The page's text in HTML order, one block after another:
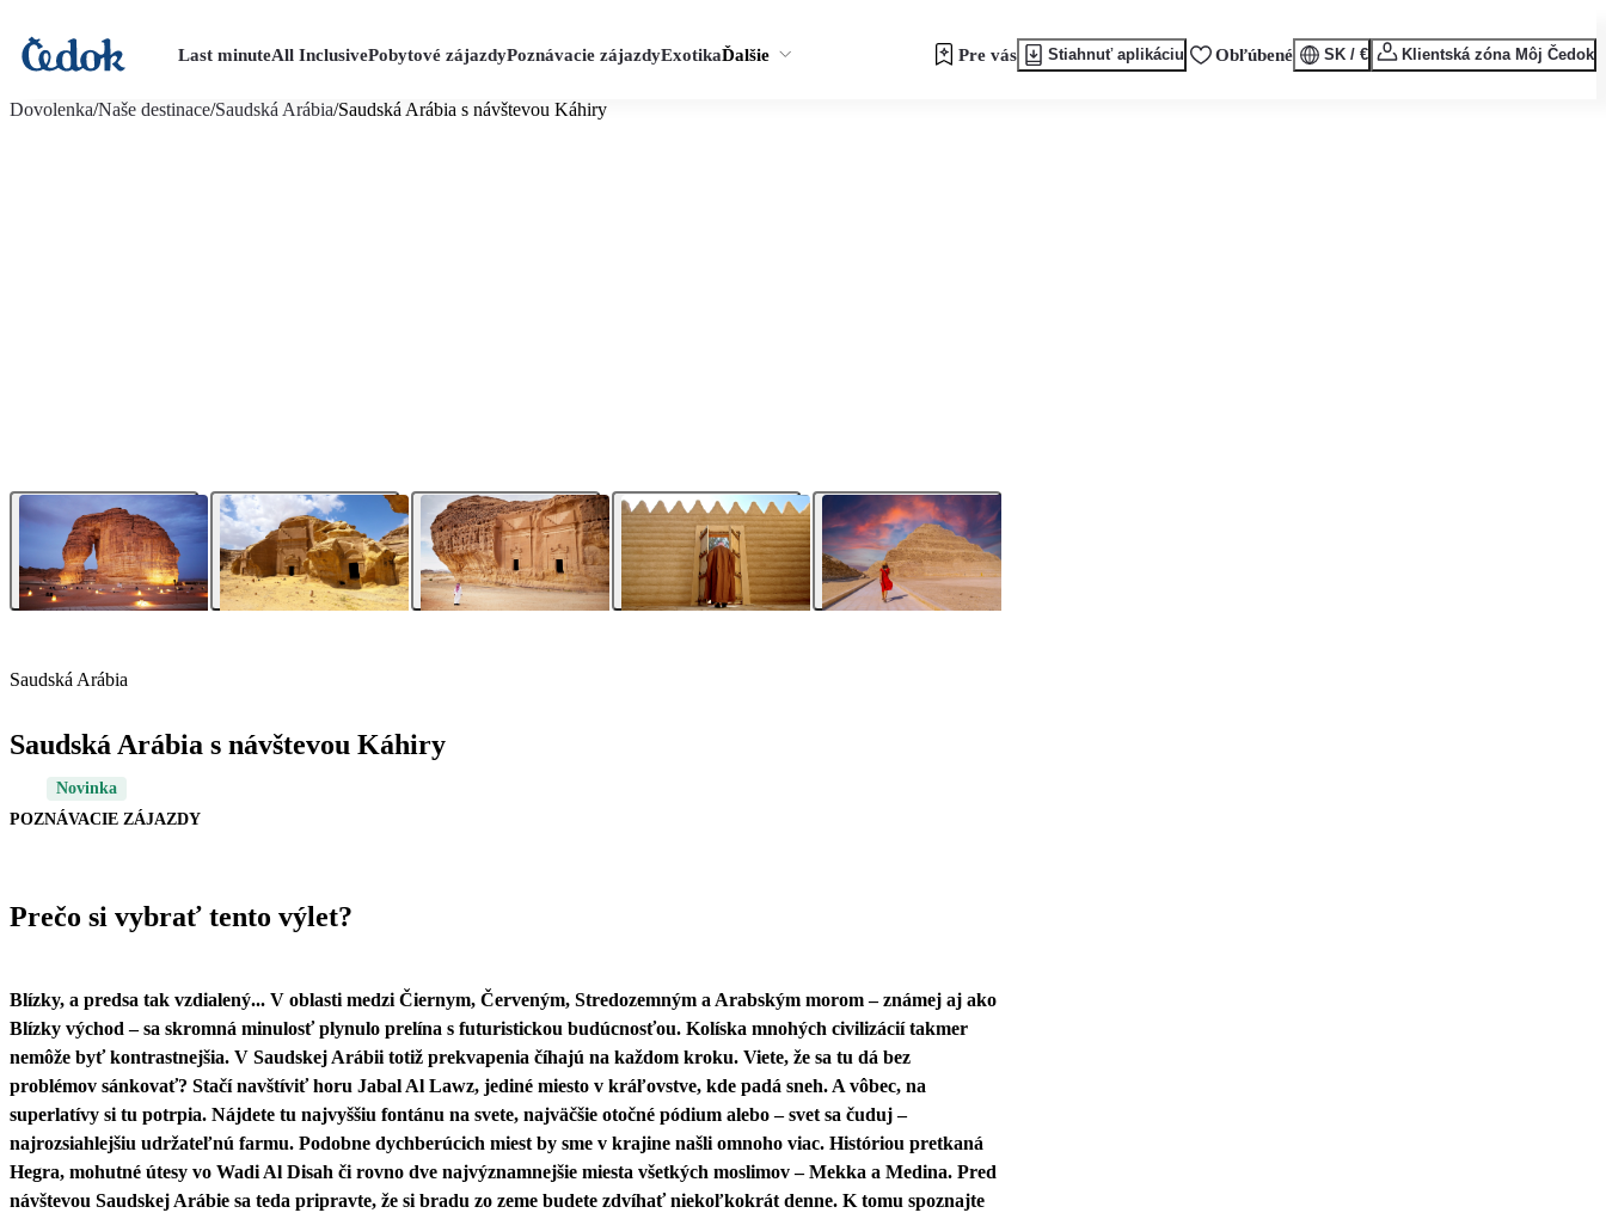
Last minuteAll InclusivePobytové zájazdyPoznávacie zájazdyExotikaĎalšie Pre vás Stiahnuť aplikáciu Obľúbené SK / € Klientská zóna Môj Čedok
Dovolenka/Naše destinace/Saudská Arábia/Saudská Arábia s návštevou Káhiry
Saudská Arábia
Saudská Arábia s návštevou Káhiry
Novinka
POZNÁVACIE ZÁJAZDY
Prečo si vybrať tento výlet?
Blízky, a predsa tak vzdialený... V oblasti medzi Čiernym, Červeným, Stredozemným a Arabským morom – známej aj ako
Blízky východ – sa skromná minulosť plynulo prelína s futuristickou budúcnosťou. Kolíska mnohých civilizácií takmer
nemôže byť kontrastnejšia. V Saudskej Arábii totiž prekvapenia číhajú na každom kroku. Viete, že sa tu dá bez
problémov sánkovať? Stačí navštíviť horu Jabal Al Lawz, jediné miesto v kráľovstve, kde padá sneh. A vôbec, na
superlatívy si tu potrpia. Nájdete tu najvyššiu fontánu na svete, najväčšie otočné pódium alebo – svet sa čuduj –
najrozsiahlejšiu udržateľnú farmu. Podobne dychberúcich miest by sme v krajine našli omnoho viac. Históriou pretkaná
Hegra, mohutné útesy vo Wadi Al Disah či rovno dve najvýznamnejšie miesta všetkých moslimov – Mekka a Medina. Pred
návštevou Saudskej Arábie sa teda pripravte, že si bradu zo zeme budete zdvíhať niekoľkokrát denne. K tomu spoznajte